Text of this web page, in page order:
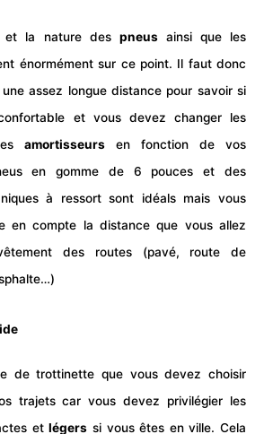
et la nature des pneusainsi que les
énormément sur ce point. Il faut donc
assez longue distance pour savoir si
et vous devez changer les
amortisseurs en fonction de vos
en gomme de 6 pouces et des
à ressort sont idéals mais vous
en compte la distance que vous allez
des routes (pavé, route de
de trottinette que vous devez choisir
trajets car vous devez privilégier les
etlégers si vous êtes en ville. Cela